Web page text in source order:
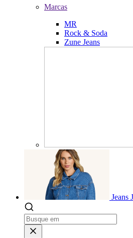
Marcas
MR
Rock & Soda
Zune Jeans
Jeans